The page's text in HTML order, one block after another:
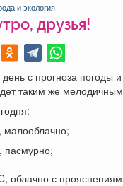
и экология
друзья!
с прогноза погоды
таким же
малооблачно;
пасмурно;
облачно с